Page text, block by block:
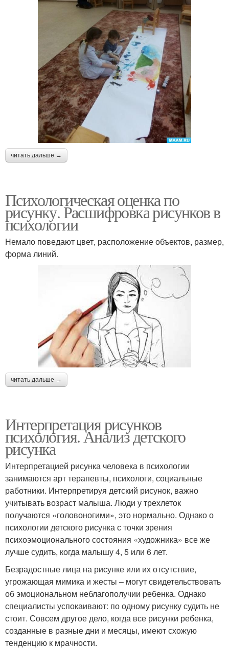
читать дальше →
Психологическая оценка по
рисунку. Расшифровка рисунков в
психологии
Немало поведают цвет, расположение объектов, размер,
форма линий.
читать дальше →
Интерпретация рисунков
психология. Анализ детского
рисунка
Интерпретацией рисунка человека в психологии
занимаются арт терапевты, психологи, социальные
работники. Интерпретируя детский рисунок, важно
учитывать возраст малыша. Люди у трехлеток
получаются «головоногими», это нормально. Однако о
психологии детского рисунка с точки зрения
психоэмоционального состояния «художника» все же
лучше судить, когда малышу 4, 5 или 6 лет.
Безрадостные лица на рисунке или их отсутствие,
угрожающая мимика и жесты – могут свидетельствовать
об эмоциональном неблагополучии ребенка. Однако
специалисты успокаивают: по одному рисунку судить не
стоит. Совсем другое дело, когда все рисунки ребенка,
созданные в разные дни и месяцы, имеют схожую
тенденцию к мрачности.